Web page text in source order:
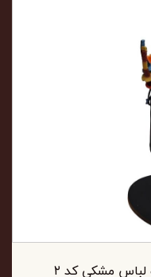
مشکی کد ۲